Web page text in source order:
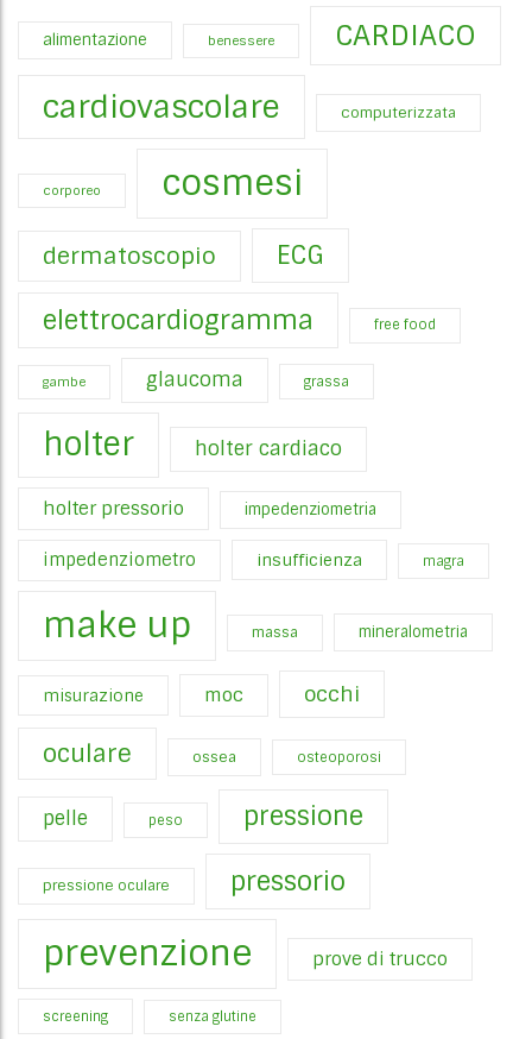
alimentazione benessere CARDIACO
cardiovascolare computerizzata
corporeo cosmesi
dermatoscopio ECG
elettrocardiogramma free food
gambe glaucoma grassa
holter holter cardiaco
holter pressorio impedenziometria
impedenziometro insufficienza magra
make up massa mineralometria
misurazione moc occhi
oculare ossea osteoporosi
pelle peso pressione
pressione oculare pressorio
prevenzione prove di trucco
screening senza glutine